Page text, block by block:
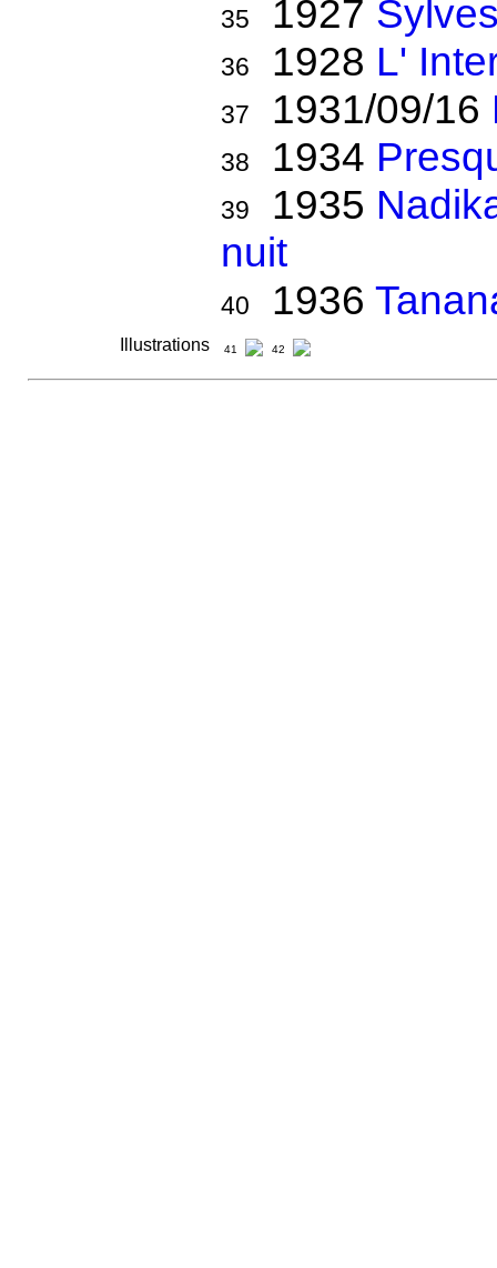
35 1927
36 1928 L'
37 1931/09/16
38 1934
39 1935
nuit
40 1936
Illustrations 41 42